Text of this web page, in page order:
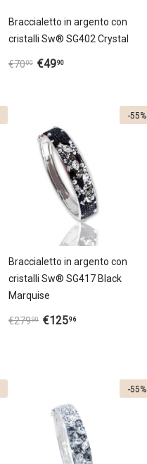
Braccialetto in argento con
cristalli Sw® SG402 Crystal
€7000 €4990
Braccialetto in argento con
cristalli Sw® SG417 Black
Marquise
€27990 €12596
-55%
-55%